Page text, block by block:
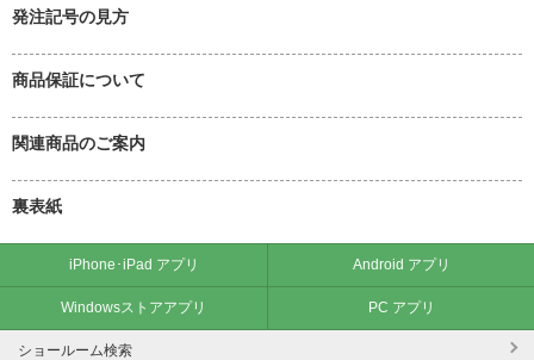
発注記号の見方
商品保証について
関連商品のご案内
裏表紙
iPhone･iPad アプリ Android アプリ
Windowsストアアプリ PC アプリ
ショールーム検索